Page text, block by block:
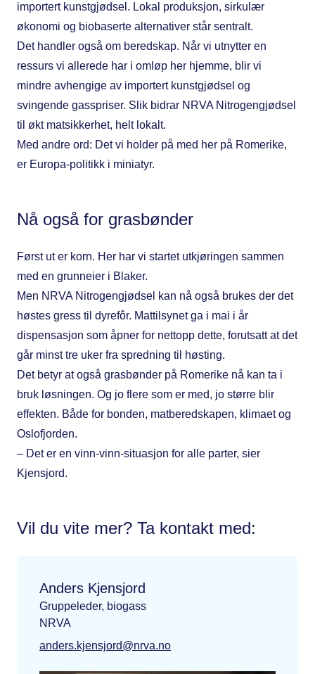
importert kunstgjødsel. Lokal produksjon, sirkulær
økonomi og biobaserte alternativer står sentralt.
Det handler også om beredskap. Når vi utnytter en
ressurs vi allerede har i omløp her hjemme, blir vi
mindre avhengige av importert kunstgjødsel og
svingende gasspriser. Slik bidrar NRVA Nitrogengjødsel
til økt matsikkerhet, helt lokalt.
Med andre ord: Det vi holder på med her på Romerike,
er Europa-politikk i miniatyr.
Nå også for grasbønder
Først ut er korn. Her har vi startet utkjøringen sammen
med en grunneier i Blaker.
Men NRVA Nitrogengjødsel kan nå også brukes der det
høstes gress til dyrefôr. Mattilsynet ga i mai i år
dispensasjon som åpner for nettopp dette, forutsatt at det
går minst tre uker fra spredning til høsting.
Det betyr at også grasbønder på Romerike nå kan ta i
bruk løsningen. Og jo flere som er med, jo større blir
effekten. Både for bonden, matberedskapen, klimaet og
Oslofjorden.
– Det er en vinn-vinn-situasjon for alle parter, sier
Kjensjord.
Vil du vite mer? Ta kontakt med:
Anders Kjensjord
Gruppeleder, biogass
NRVA
anders.kjensjord@nrva.no